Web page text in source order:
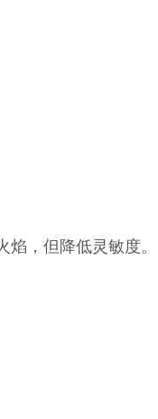
，但降低灵敏度。